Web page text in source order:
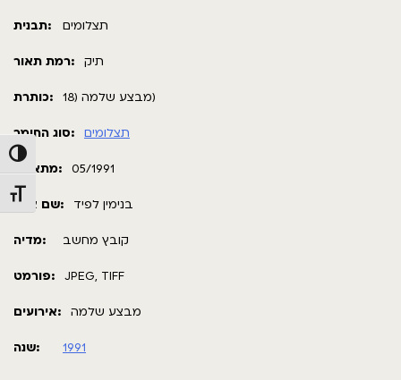
Toggle High Contrast
Toggle Font size
תבנית: תצלומים
רמת תאור: תיק
כותרת: מבצע שלמה (18)
סוג החומר: תצלומים
מתאריך: 05/1991
שם צלם: בנימין לפיד
מדיה: קובץ מחשב
פורמט: JPEG, TIFF
אירועים: מבצע שלמה
שנה: 1991